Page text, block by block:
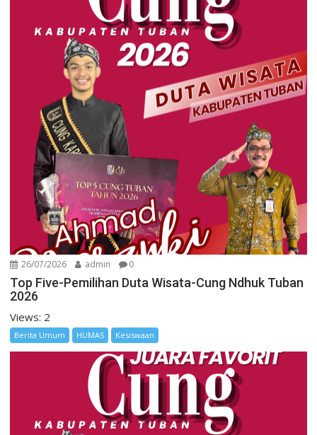
26/07/2026 admin 0
Top Five-Pemilihan Duta Wisata-Cung Ndhuk Tuban
2026
Views: 2
Berita Umum HUMAS Kesiswaan